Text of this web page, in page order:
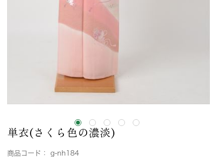
単衣(さくら色の濃淡)
商品コード： g-nh184